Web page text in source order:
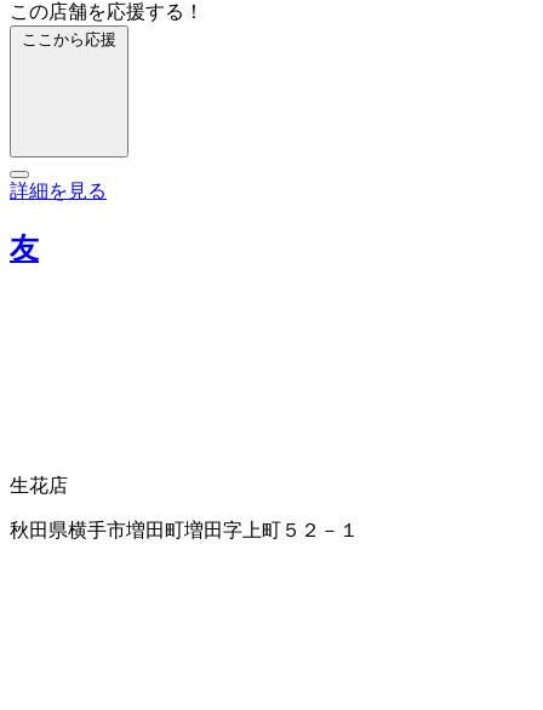
この店舗を応援する！
ここから応援
詳細を見る
友
生花店
秋田県横手市増田町増田字上町５２－１